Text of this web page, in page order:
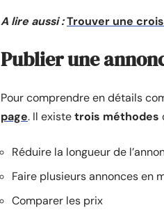
A lire aussi :Trouver une
Publier une
Pour comprendre en détails
page. Il existetrois méthodes
Réduire la longueur de
Faire plusieurs annonces en
Comparer les prix